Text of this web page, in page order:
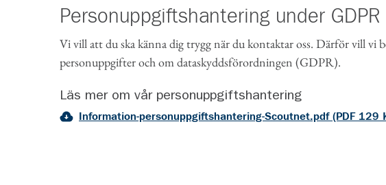
Personuppgiftshantering under GDPR
Vi vill att du ska känna dig trygg när du kontaktar oss. Därför vill vi
personuppgifter och om dataskyddsförordningen (GDPR).
Läs mer om vår personuppgiftshantering
Information-personuppgiftshantering-Scoutnet.pdf (PDF 129